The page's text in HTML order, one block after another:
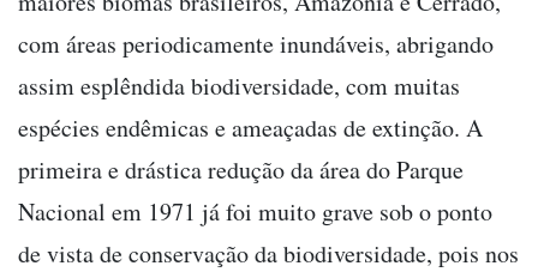
com áreas periodicamente inundáveis, abrigando
assim esplêndida biodiversidade, com muitas
espécies endêmicas e ameaçadas de extinção. A
primeira e drástica redução da área do Parque
Nacional em 1971 já foi muito grave sob o ponto
de vista de conservação da biodiversidade, pois nos